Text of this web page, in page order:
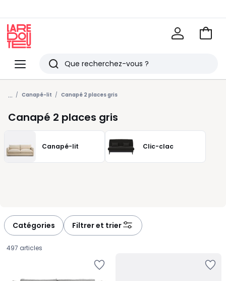
Menu
Redoute
Rechercher
Derniers
articles
vus
Voir
... Canapé-lit Canapé 2 places gris
Canapé 2 places gris
Canapé-lit Clic-clac
Catégories Filtrer et trier
497 articles